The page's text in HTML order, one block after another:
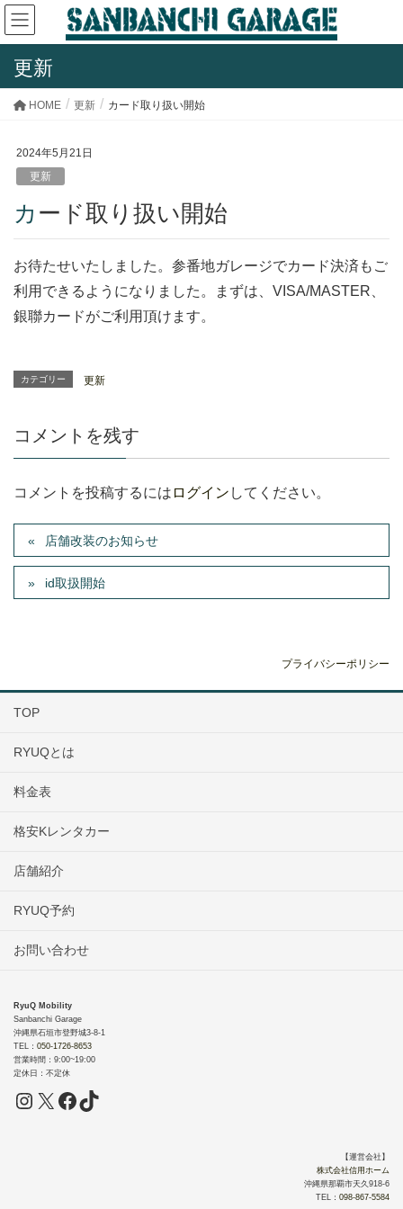
更新
HOME 更新 カード取り扱い開始
2024年5月21日
更新
カード取り扱い開始
お待たせいたしました。参番地ガレージでカード決済もご
利用できるようになりました。まずは、VISA/MASTER、
銀聯カードがご利用頂けます。
カテゴリー 更新
コメントを残す
コメントを投稿するには ログイン してください。
店舗改装のお知らせ
id取扱開始
プライバシーポリシー
TOP
RYUQとは
料金表
格安Kレンタカー
店舗紹介
RYUQ予約
お問い合わせ
RyuQ Mobility
Sanbanchi Garage
沖縄県石垣市登野城3-8-1
TEL： 050-1726-8653
営業時間：9:00~19:00
定休日：不定休
【運営会社】
株式会社信用ホーム
沖縄県那覇市天久918-6
TEL： 098-867-5584